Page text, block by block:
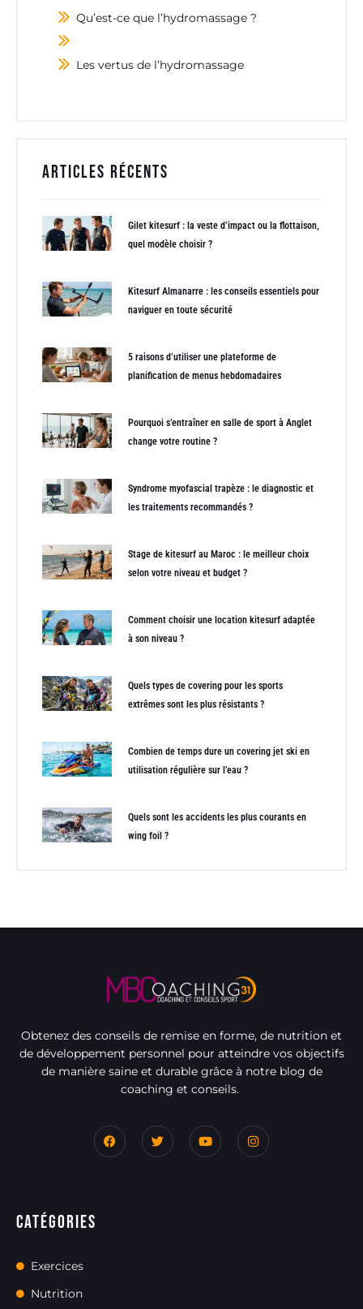
Qu’est-ce que l’hydromassage ?
Les vertus de l’hydromassage
Articles récents
Gilet kitesurf : la veste d’impact ou la flottaison,
quel modèle choisir ?
Kitesurf Almanarre : les conseils essentiels pour
naviguer en toute sécurité
5 raisons d’utiliser une plateforme de
planification de menus hebdomadaires
Pourquoi s’entraîner en salle de sport à Anglet
change votre routine ?
Syndrome myofascial trapèze : le diagnostic et
les traitements recommandés ?
Stage de kitesurf au Maroc : le meilleur choix
selon votre niveau et budget ?
Comment choisir une location kitesurf adaptée
à son niveau ?
Quels types de covering pour les sports
extrêmes sont les plus résistants ?
Combien de temps dure un covering jet ski en
utilisation régulière sur l’eau ?
Quels sont les accidents les plus courants en
wing foil ?
Obtenez des conseils de remise en forme, de nutrition et
de développement personnel pour atteindre vos objectifs
de manière saine et durable grâce à notre blog de
coaching et conseils.
Catégories
Exercices
Nutrition